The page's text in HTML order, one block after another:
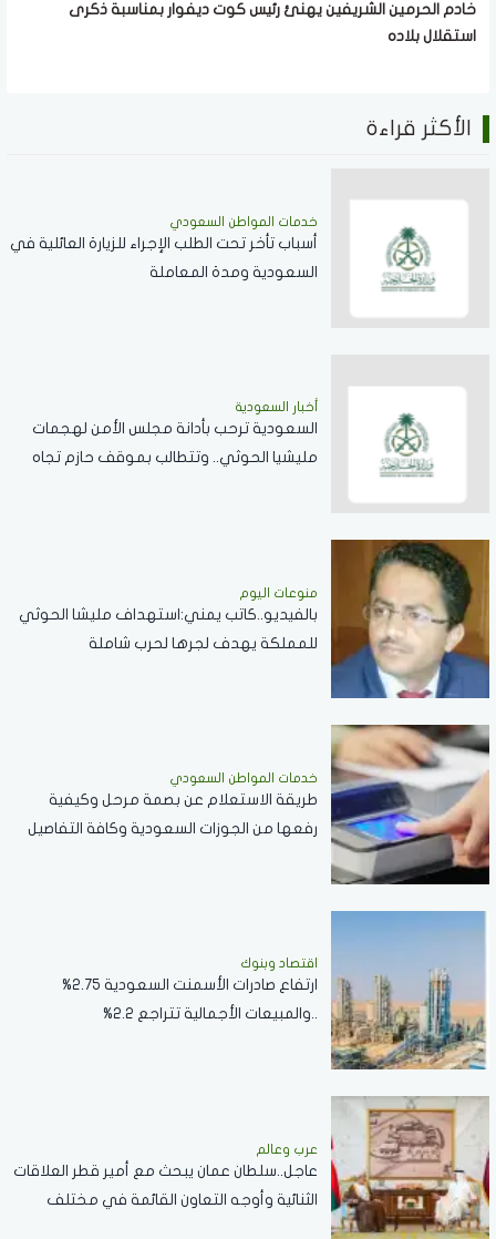
خادم الحرمين الشريفين يهنئ رئيس كوت ديفوار بمناسبة ذكرى
استقلال بلاده
الأكثر قراءة
خدمات المواطن السعودي
أسباب تأخر تحت الطلب الإجراء للزيارة العائلية في
السعودية ومدة المعاملة
أخبار السعودية
السعودية ترحب بأدانة مجلس الأمن لهجمات
مليشيا الحوثي.. وتتطالب بموقف حازم تجاه
منوعات اليوم
بالفيديو..كاتب يمني:استهداف مليشا الحوثي
للمملكة يهدف لجرها لحرب شاملة
خدمات المواطن السعودي
طريقة الاستعلام عن بصمة مرحل وكيفية
رفعها من الجوزات السعودية وكافة التفاصيل
اقتصاد وبنوك
ارتفاع صادرات الأسمنت السعودية 2.75%
..والمبيعات الأجمالية تتراجع 2.2%
عرب وعالم
عاجل..سلطان عمان يبحث مع أمير قطر العلاقات
الثنائية وأوجه التعاون القائمة في مختلف